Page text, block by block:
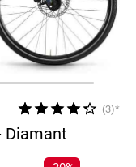
(3)*
Diamant